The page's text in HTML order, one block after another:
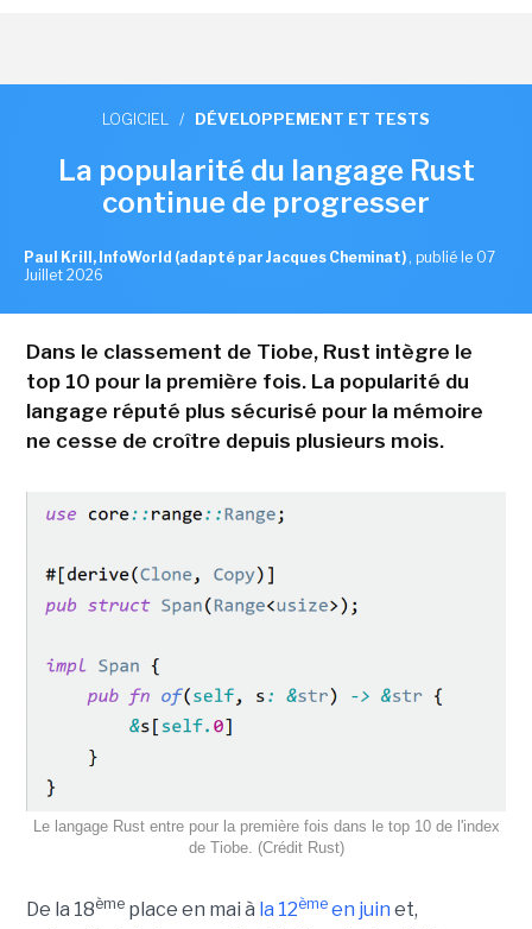
LOGICIEL / DÉVELOPPEMENT ET TESTS
La popularité du langage Rust
continue de progresser
Paul Krill, InfoWorld (adapté par Jacques Cheminat) , publié le 07
Juillet 2026
Dans le classement de Tiobe, Rust intègre le
top 10 pour la première fois. La popularité du
langage réputé plus sécurisé pour la mémoire
ne cesse de croître depuis plusieurs mois.
Le langage Rust entre pour la première fois dans le top 10 de l'index
de Tiobe. (Crédit Rust)
De la 18èmeplace en mai à la 12èmeen juin et,